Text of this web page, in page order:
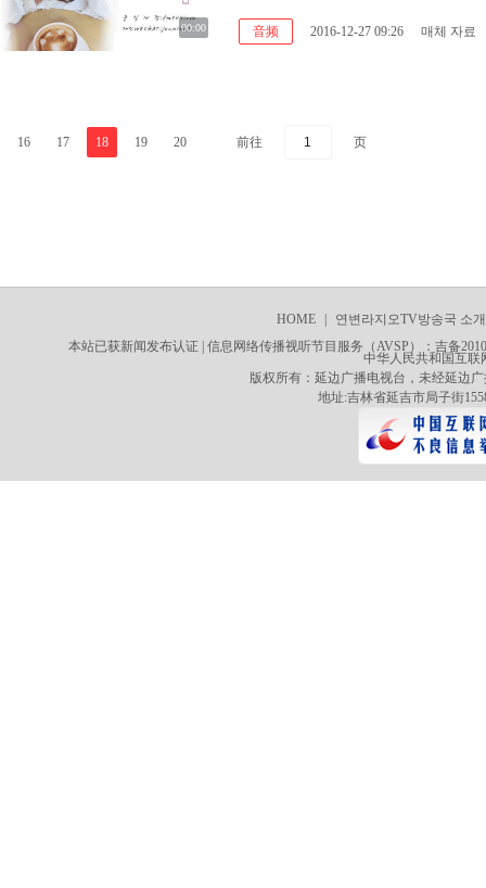
00:00 音频 2016-12-27 09:26 매체 자료
16 17 18 19 20 前往 页
HOME
연변라지오TV방송국 소개
사이트맵
本站已获新闻发布认证 | 信息网络传播视听节目服务（AVSP）：吉备
中华人民共和国互联
版权所有：延边广播电视台，未经延边
地址:吉林省延吉市局子街